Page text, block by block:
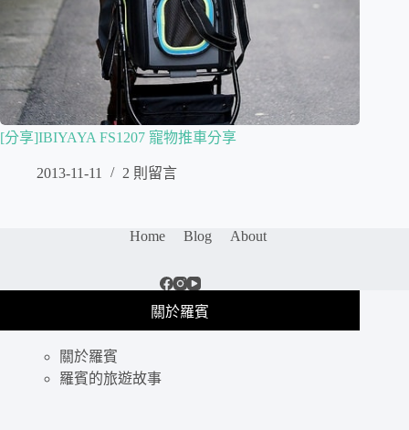
[分享]IBIYAYA FS1207 寵物推車分享
2013-11-11 2 則留言
Home Blog About
關於羅賓
關於羅賓
羅賓的旅遊故事